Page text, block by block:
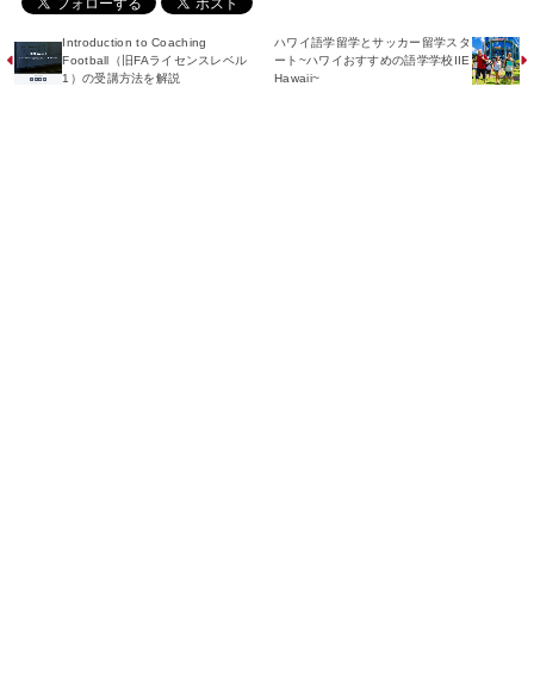
Introduction to Coaching
Football（旧FAライセンスレベル
1）の受講方法を解説
ハワイ語学留学とサッカー留学スタ
ート~ハワイおすすめの語学学校IIE
Hawaii~